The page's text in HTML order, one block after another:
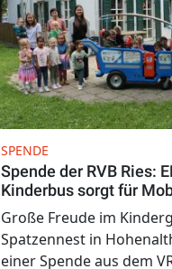
SPENDE
Spende der RVB Ries:
Kinderbus sorgt für
Große Freude im
Spatzennest in
einer Spende aus dem